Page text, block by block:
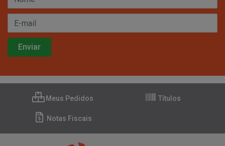
Meus Pedidos Títulos
Notas Fiscais